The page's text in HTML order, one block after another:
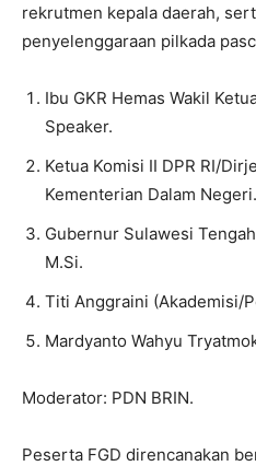
rekrutmen kepala daerah,
penyelenggaraan pilkada
Ibu GKR Hemas Wakil
Speaker.
Ketua Komisi II DPR RI/
Kementerian Dalam Negeri.
Gubernur Sulawesi
M.Si.
Titi Anggraini (Akademisi/
Mardyanto Wahyu
Moderator: PDN BRIN.
Peserta FGD direncanakan